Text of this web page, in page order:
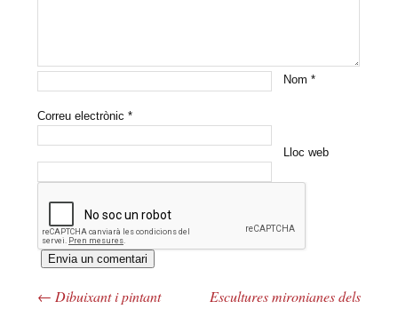
Nom*
Correu electrònic*
Lloc web
← Dibuixant i pintant
Escultures mironianes dels